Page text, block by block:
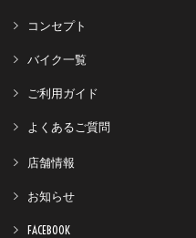
コンセプト
バイク一覧
ご利用ガイド
よくあるご質問
店舗情報
お知らせ
FACEBOOK